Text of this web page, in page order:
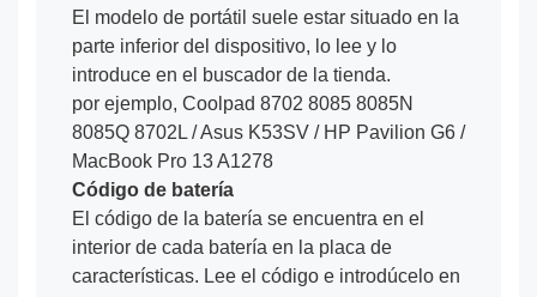
El modelo de portátil suele estar situado en la
parte inferior del dispositivo, lo lee y lo
introduce en el buscador de la tienda.
por ejemplo, Coolpad 8702 8085 8085N
8085Q 8702L / Asus K53SV / HP Pavilion G6 /
MacBook Pro 13 A1278
Código de batería
El código de la batería se encuentra en el
interior de cada batería en la placa de
características. Lee el código e introdúcelo en